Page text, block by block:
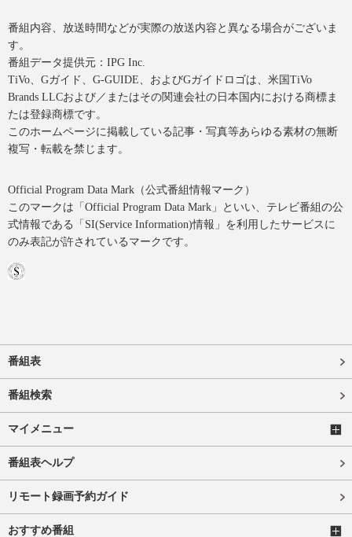
番組内容、放送時間などが実際の放送内容と異なる場合がございま
す。
番組データ提供元：IPG Inc.
TiVo、Gガイド、G-GUIDE、およびGガイドロゴは、米国TiVo
Brands LLCおよび／またはその関連会社の日本国内における商標ま
たは登録商標です。
このホームページに掲載している記事・写真等あらゆる素材の無断
複写・転載を禁じます。
Official Program Data Mark（公式番組情報マーク）
このマークは「Official Program Data Mark」といい、テレビ番組の公
式情報である「SI(Service Information)情報」を利用したサービスに
のみ表記が許されているマークです。
番組表
番組検索
マイメニュー
番組表ヘルプ
リモート録画予約ガイド
おすすめ番組